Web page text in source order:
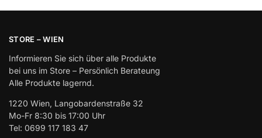
STORE – WIEN
Informieren Sie sich über alle Produkte
bei uns im Store – Persönlich Berateung
Alle Produkte lagernd.
1220 Wien, Langobardenstraße 32
Mo-Fr 8:30 bis 17:00 Uhr
Tel: 0699 117 183 47